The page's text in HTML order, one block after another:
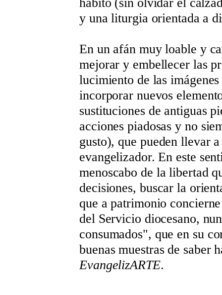
y una liturgia orientada a
En un afán muy loable y
mejorar y embellecer las
lucimiento de las
incorporar nuevos
sustituciones de antiguas
acciones piadosas y no
gusto), que pueden llevar
evangelizador. En este
menoscabo de la libertad
decisiones, buscar la
que a patrimonio
del Servicio diocesano,
consumados", que en su
buenas muestras de saber
EvangelizARTE.